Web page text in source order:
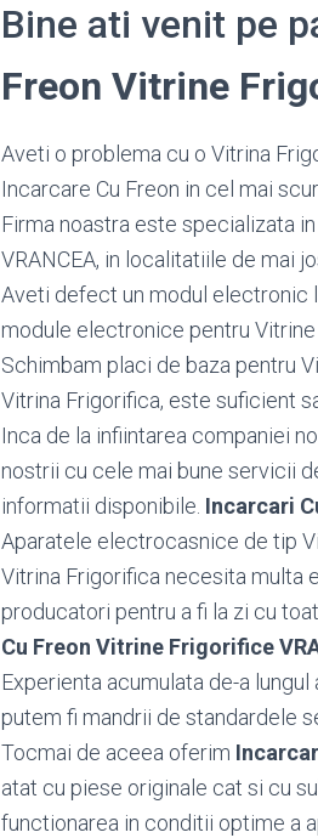
Bine ati venit pe
Freon Vitrine
Aveti o problema cu o Vitrina
Incarcare Cu Freon in cel mai
Firma noastra este specializata
VRANCEA, in localitatiile de mai
Aveti defect un modul electronic
module electronice pentru
Schimbam placi de baza pentru
Vitrina Frigorifica, este suficient
Inca de la infiintarea companiei
nostrii cu cele mai bune servicii
informatii disponibile. Incarcari
Aparatele electrocasnice de tip
Vitrina Frigorifica necesita multa
producatori pentru a fi la zi cu
Cu Freon Vitrine Frigorifice
Experienta acumulata de-a
putem fi mandrii de standardele
Tocmai de aceea oferim
atat cu piese originale cat si cu
functionarea in conditii optime a